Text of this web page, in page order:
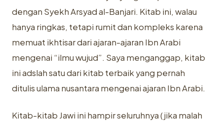
dengan Syekh Arsyad al-Banjari. Kitab ini, walau
hanya ringkas, tetapi rumit dan kompleks karena
memuat ikhtisar dari ajaran-ajaran Ibn Arabi
mengenai “ilmu wujud”. Saya menganggap, kitab
ini adslah satu dari kitab terbaik yang pernah
ditulis ulama nusantara mengenai ajaran Ibn Arabi.
Kitab-kitab Jawi ini hampir seluruhnya (jika malah